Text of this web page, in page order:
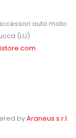
auto moto
(LU)
byAraneus s.r.l.